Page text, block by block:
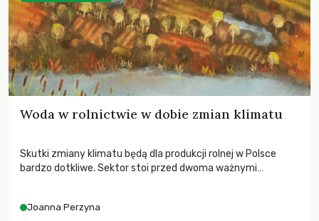
Woda w rolnictwie w dobie zmian klimatu
Skutki zmiany klimatu będą dla produkcji rolnej w Polsce
bardzo dotkliwe. Sektor stoi przed dwoma ważnymi
zachodzących zmian klimatycznych. Wymagać to będzie
Joanna Perzyna